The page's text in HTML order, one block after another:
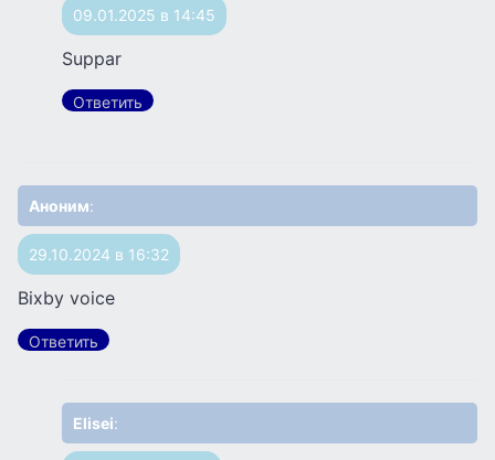
09.01.2025 в 14:45
Suppar
Ответить
Аноним:
29.10.2024 в 16:32
Bixby voice
Ответить
Elisei: